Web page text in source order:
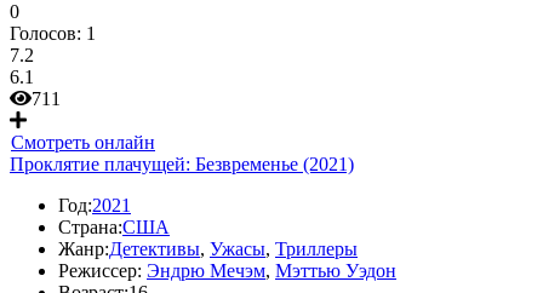
0
Голосов: 1
7.2
6.1
711
Смотреть онлайн
Проклятие плачущей: Безвременье (2021)
Год:2021
Страна:США
Жанр:Детективы, Ужасы, Триллеры
Режиссер: Эндрю Мечэм, Мэттью Уэдон